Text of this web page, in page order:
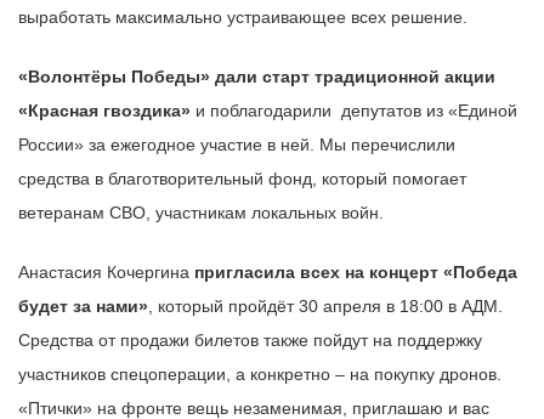
выработать максимально устраивающее всех решение.
«Волонтёры Победы» дали старт традиционной акции
«Красная гвоздика» и поблагодарили депутатов из «Единой
России» за ежегодное участие в ней. Мы перечислили
средства в благотворительный фонд, который помогает
ветеранам СВО, участникам локальных войн.
Анастасия Кочергина пригласила всех на концерт «Победа
будет за нами» , который пройдёт 30 апреля в 18:00 в АДМ.
Средства от продажи билетов также пойдут на поддержку
участников спецоперации, а конкретно – на покупку дронов.
«Птички» на фронте вещь незаменимая, приглашаю и вас